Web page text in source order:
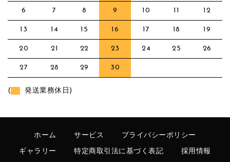
6 7 8 9 10 11 12
13 14 15 16 17 18 19
20 21 22 23 24 25 26
27 28 29 30
( 発送業務休日)
ホーム サービス プライバシーポリシー
ギャラリー 特定商取引法に基づく表記 採用情報